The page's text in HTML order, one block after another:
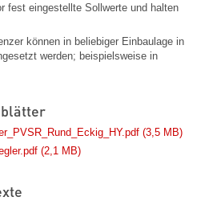
fest eingestellte Sollwerte und halten
können in beliebiger Einbaulage in
werden; beispielsweise in
(3,5 MB)
(2,1 MB)